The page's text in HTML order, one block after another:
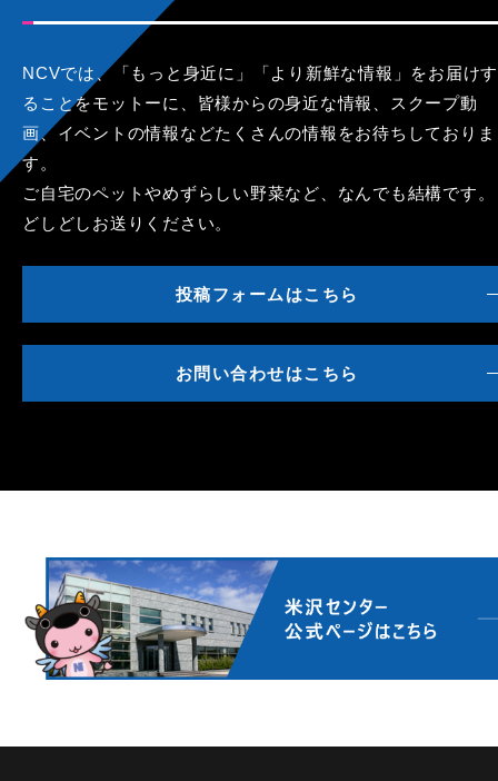
NCVでは、「もっと身近に」「より新鮮な情報」をお届けす
ることをモットーに、皆様からの身近な情報、スクープ動
画、イベントの情報などたくさんの情報をお待ちしておりま
す。
ご自宅のペットやめずらしい野菜など、なんでも結構です。
どしどしお送りください。
投稿フォームはこちら
お問い合わせはこちら